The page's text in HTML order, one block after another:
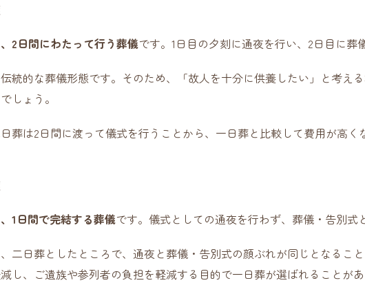
2日間にわたって行う葬儀です。1日目の夕刻に通夜を行い、2日目に葬
統的な葬儀形態です。そのため、「故人を十分に供養したい」と考え
しょう。
葬は2日間に渡って儀式を行うことから、一日葬と比較して費用が高く
1日間で完結する葬儀です。儀式としての通夜を行わず、葬儀・告別式
二日葬としたところで、通夜と葬儀・告別式の顔ぶれが同じとなるこ
し、ご遺族や参列者の負担を軽減する目的で一日葬が選ばれることがあ